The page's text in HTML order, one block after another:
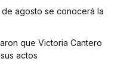
agosto se conocerá la
que Victoria Cantero
actos